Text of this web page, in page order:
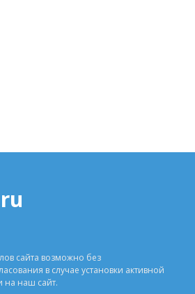
сайта возможно без
в случае установки активной
на наш сайт.